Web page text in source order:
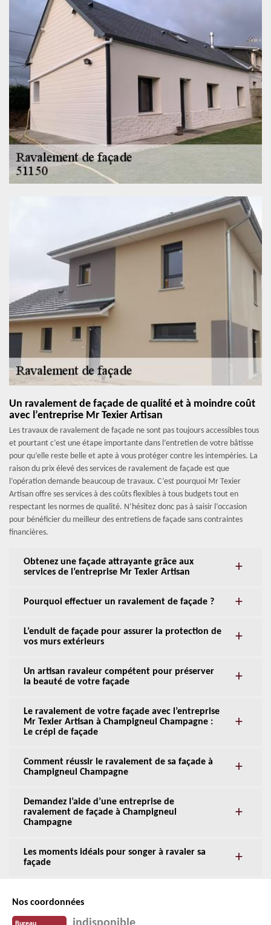
Un ravalement de façade de qualité et à moindre coût
avec l’entreprise Mr Texier Artisan
Les travaux de ravalement de façade ne sont pas toujours accessibles tous
et pourtant c’est une étape importante dans l’entretien de votre bâtisse
pour qu’elle reste belle et apte à vous protéger contre les intempéries. La
raison du prix élevé des services de ravalement de façade est que
l’opération demande beaucoup de travaux. C’est pourquoi Mr Texier
Artisan offre ses services à des coûts flexibles à tous budgets tout en
respectant les normes de qualité. N’hésitez donc pas à saisir l’occasion
pour bénéficier du meilleur des entretiens de façade sans contraintes
financières.
Obtenez une façade attrayante grâce aux
services de l’entreprise Mr Texier Artisan
Pourquoi effectuer un ravalement de façade ?
L’enduit de façade pour assurer la protection de
vos murs extérieurs
Un artisan ravaleur compétent pour préserver
la beauté de votre façade
Le ravalement de votre façade avec l’entreprise
Mr Texier Artisan à Champigneul Champagne :
Le crépi de façade
Comment réussir le ravalement de sa façade à
Champigneul Champagne
Demandez l’aide d’une entreprise de
ravalement de façade à Champigneul
Champagne
Les moments idéals pour songer à ravaler sa
façade
Nos coordonnées